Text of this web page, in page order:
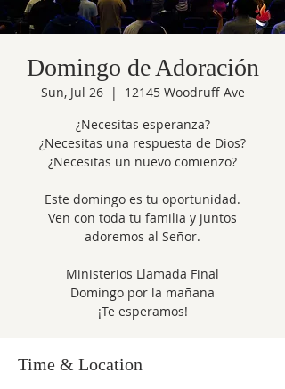
Domingo de Adoración
Sun, Jul 26
  |
12145 Woodruff Ave
¿Necesitas esperanza?
¿Necesitas una respuesta de Dios?
¿Necesitas un nuevo comienzo?
Este domingo es tu oportunidad.
Ven con toda tu familia y juntos
adoremos al Señor.
Ministerios Llamada Final
Domingo por la mañana
¡Te esperamos!
Time & Location